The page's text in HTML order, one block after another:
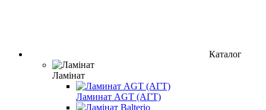
Каталог
Ламінат
Ламинат AGT (АГТ)